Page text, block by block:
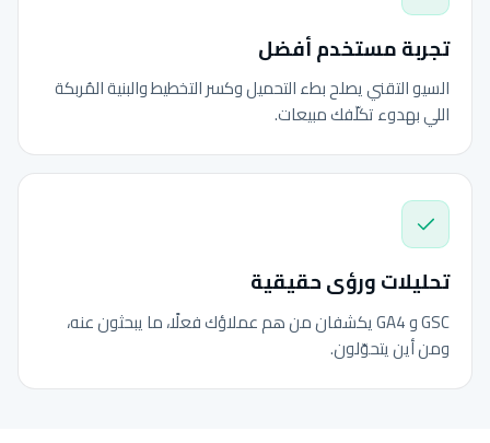
تجربة مستخدم أفضل
السيو التقني يصلح بطء التحميل وكسر التخطيط والبنية المُربكة
اللي بهدوء تكلّفك مبيعات.
تحليلات ورؤى حقيقية
GSC و GA4 يكشفان من هم عملاؤك فعلًا، ما يبحثون عنه،
ومن أين يتحوّلون.